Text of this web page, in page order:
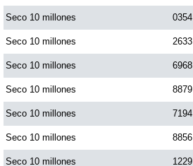
Seco 10 millones 0354
Seco 10 millones 2633
Seco 10 millones 6968
Seco 10 millones 8879
Seco 10 millones 7194
Seco 10 millones 8856
Seco 10 millones 1229